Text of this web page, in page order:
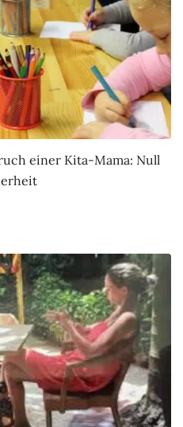
einer Kita-Mama: Null